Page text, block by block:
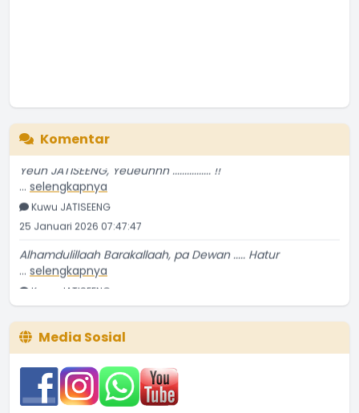
Komentar
...selengkapnya
Kuwu JATISEENG
Alhamdulillaah Barakallaah, pa Dewan ..... Hatur
...selengkapnya
Kuwu JATISEENG
Bravo Para Kader Sub PPKBD Desa JATISEENG ............ !!
...selengkapnya
Kuwu JATISEENG
23 Desember 2025 06:34:56
Media Sosial